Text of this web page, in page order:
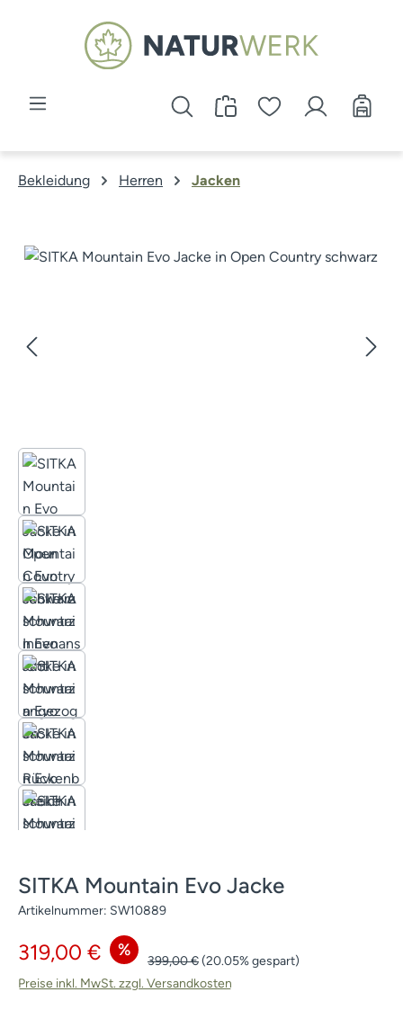
Zum Hauptinhalt springen
Bekleidung Herren Jacken
Bildergalerie überspringen
SITKA Mountain Evo Jacke
Artikelnummer: SW10889
Verkaufspreis:
319,00 € %
Regulärer Preis:
399,00 €(20.05% gespart)
Preise inkl. MwSt. zzgl. Versandkosten